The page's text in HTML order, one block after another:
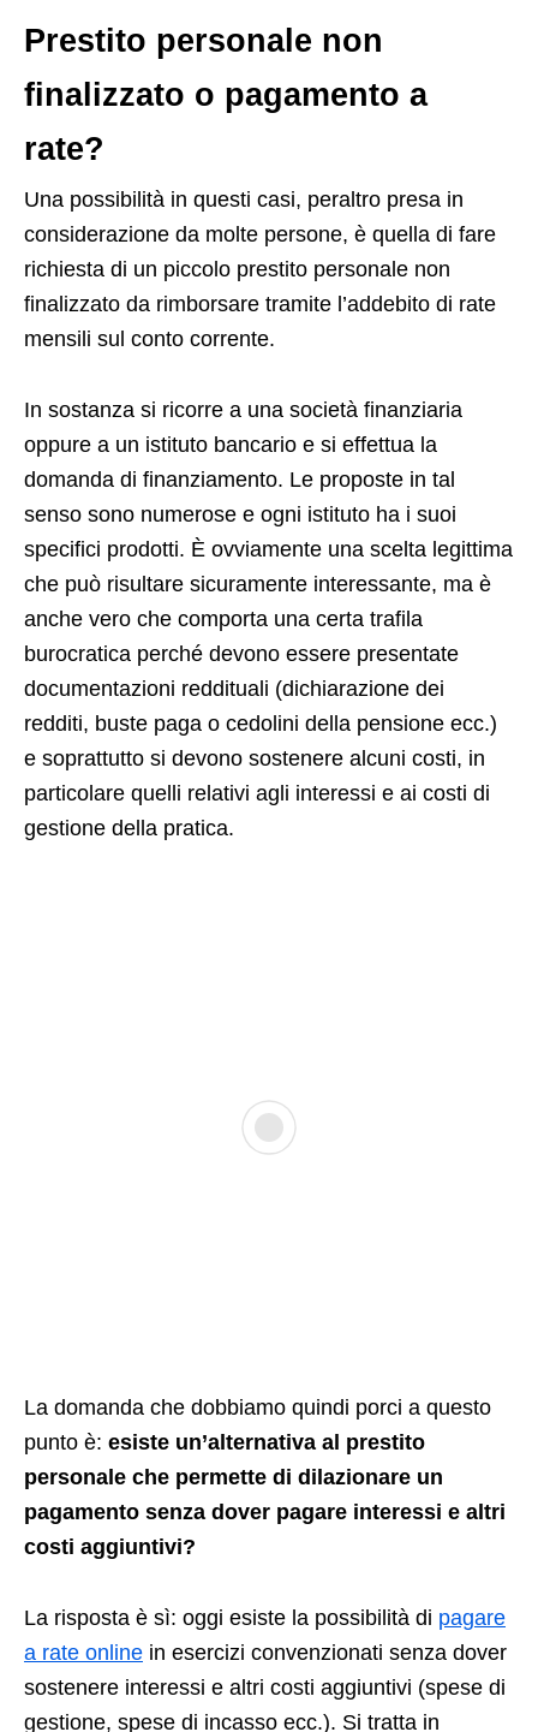
Prestito personale non
finalizzato o pagamento a
rate?
Una possibilità in questi casi, peraltro presa in
considerazione da molte persone, è quella di fare
richiesta di un piccolo prestito personale non
finalizzato da rimborsare tramite l’addebito di rate
mensili sul conto corrente.
In sostanza si ricorre a una società finanziaria
oppure a un istituto bancario e si effettua la
domanda di finanziamento. Le proposte in tal
senso sono numerose e ogni istituto ha i suoi
specifici prodotti. È ovviamente una scelta legittima
che può risultare sicuramente interessante, ma è
anche vero che comporta una certa trafila
burocratica perché devono essere presentate
documentazioni reddituali (dichiarazione dei
redditi, buste paga o cedolini della pensione ecc.)
e soprattutto si devono sostenere alcuni costi, in
particolare quelli relativi agli interessi e ai costi di
gestione della pratica.
La domanda che dobbiamo quindi porci a questo
punto è: esiste un’alternativa al prestito
personale che permette di dilazionare un
pagamento senza dover pagare interessi e altri
costi aggiuntivi?
La risposta è sì: oggi esiste la possibilità di pagare
a rate online in esercizi convenzionati senza dover
sostenere interessi e altri costi aggiuntivi (spese di
gestione, spese di incasso ecc.). Si tratta in